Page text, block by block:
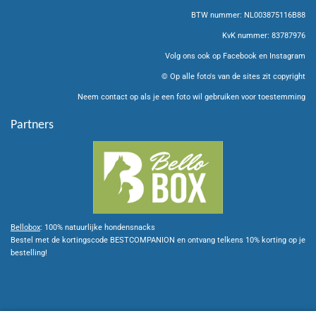
BTW nummer: NL003875116B88
KvK nummer: 83787976
Volg ons ook op Facebook en Instagram
© Op alle foto's van de sites zit copyright
Neem contact op als je een foto wil gebruiken voor toestemming
Partners
Bellobox: 100% natuurlijke hondensnacks
Bestel met de kortingscode BESTCOMPANION en ontvang telkens 10% korting op je
bestelling!